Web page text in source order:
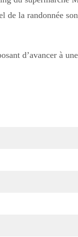
de la randonnée
d’avancer à